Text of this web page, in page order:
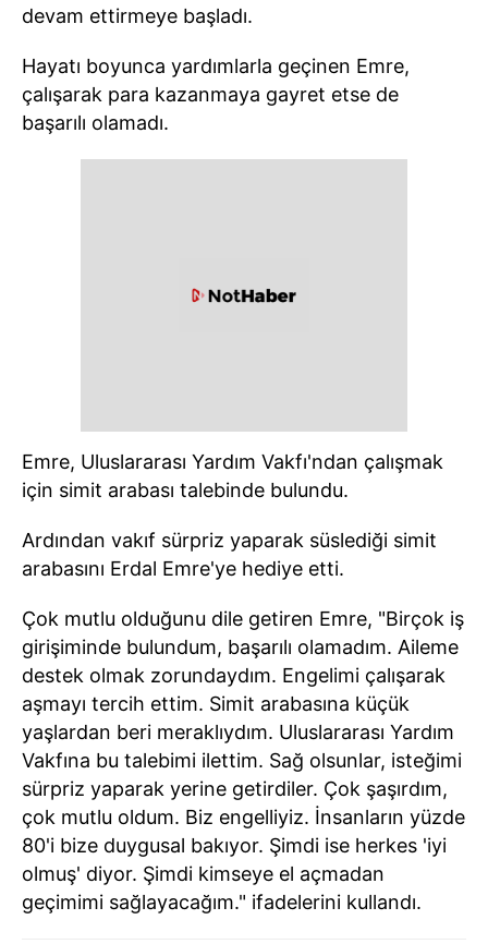
devam ettirmeye başladı.
Hayatı boyunca yardımlarla geçinen Emre,
çalışarak para kazanmaya gayret etse de
başarılı olamadı.
Emre, Uluslararası Yardım Vakfı'ndan çalışmak
için simit arabası talebinde bulundu.
Ardından vakıf sürpriz yaparak süslediği simit
arabasını Erdal Emre'ye hediye etti.
Çok mutlu olduğunu dile getiren Emre, "Birçok iş
girişiminde bulundum, başarılı olamadım. Aileme
destek olmak zorundaydım. Engelimi çalışarak
aşmayı tercih ettim. Simit arabasına küçük
yaşlardan beri meraklıydım. Uluslararası Yardım
Vakfına bu talebimi ilettim. Sağ olsunlar, isteğimi
sürpriz yaparak yerine getirdiler. Çok şaşırdım,
çok mutlu oldum. Biz engelliyiz. İnsanların yüzde
80'i bize duygusal bakıyor. Şimdi ise herkes 'iyi
olmuş' diyor. Şimdi kimseye el açmadan
geçimimi sağlayacağım." ifadelerini kullandı.